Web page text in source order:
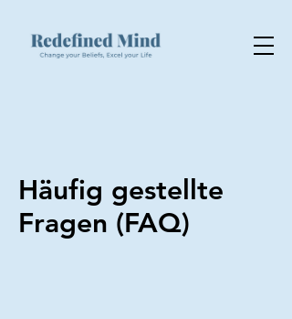
Häufig gestellte
Fragen (FAQ)